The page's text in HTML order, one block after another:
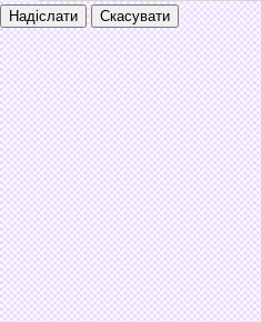
Надіслати
Скасувати